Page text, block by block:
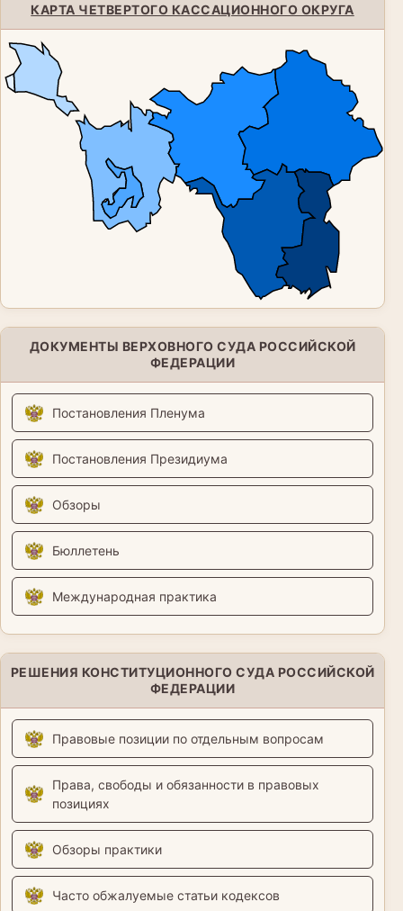
КАРТА ЧЕТВЕРТОГО КАССАЦИОННОГО ОКРУГА
ДОКУМЕНТЫ ВЕРХОВНОГО СУДА РОССИЙСКОЙ
ФЕДЕРАЦИИ
Постановления Пленума
Постановления Президиума
Обзоры
Бюллетень
Международная практика
РЕШЕНИЯ КОНСТИТУЦИОННОГО СУДА РОССИЙСКОЙ
ФЕДЕРАЦИИ
Правовые позиции по отдельным вопросам
Права, свободы и обязанности в правовых
позициях
Обзоры практики
Часто обжалуемые статьи кодексов